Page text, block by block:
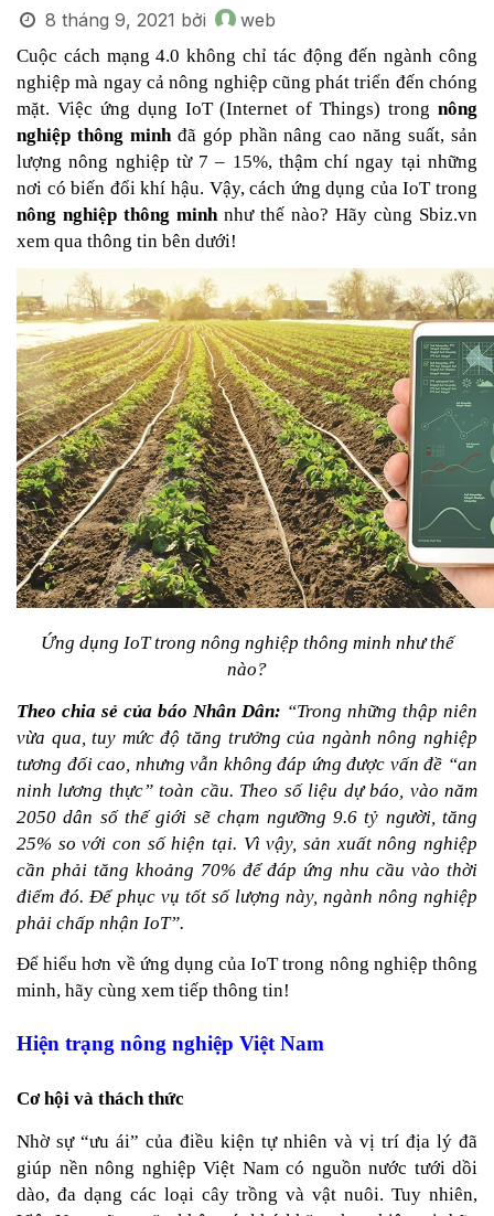
8 tháng 9, 2021 bởi web
Cuộc cách mạng 4.0 không chỉ tác động đến ngành công
nghiệp mà ngay cả nông nghiệp cũng phát triển đến chóng
mặt. Việc ứng dụng IoT (Internet of Things) trong nông
nghiệp thông minh đã góp phần nâng cao năng suất, sản
lượng nông nghiệp từ 7 – 15%, thậm chí ngay tại những
nơi có biến đổi khí hậu. Vậy, cách ứng dụng của
nông nghiệp thông minh như thế nào? Hãy cùng Sbiz.vn
xem qua thông tin bên dưới!
Ứng dụng IoT trong nông nghiệp thông minh như thế
nào?
Theo chia sẻ của báo Nhân Dân: “Trong những thập niên
vừa qua, tuy mức độ tăng trưởng của ngành nông nghiệp
tương đối cao, nhưng vẫn không đáp ứng được vấn đề “an
ninh lương thực” toàn cầu. Theo số liệu dự báo, vào năm
2050 dân số thế giới sẽ chạm ngưỡng 9.6 tỷ người, tăng
25% so với con số hiện tại. Vì vậy, sản xuất nông nghiệp
cần phải tăng khoảng 70% để đáp ứng nhu cầu vào thời
điểm đó. Để phục vụ tốt số lượng này, ngành nông nghiệp
phải chấp nhận IoT”.
Để hiểu hơn về ứng dụng của IoT trong nông nghiệp thông
minh, hãy cùng xem tiếp thông tin!
Hiện trạng nông nghiệp Việt Nam
Cơ hội và thách thức
Nhờ sự “ưu ái” của điều kiện tự nhiên và vị trí địa lý đã
giúp nền nông nghiệp Việt Nam có nguồn nước tưới dồi
dào, đa dạng các loại cây trồng và vật nuôi. Tuy nhiên,